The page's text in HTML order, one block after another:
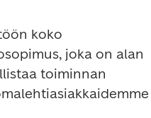
koko
joka on alan
toiminnan